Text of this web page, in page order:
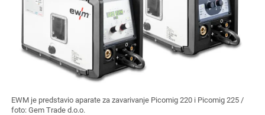
EWM je predstavio aparate za zavarivanje Picomig 220 i Picomig 225 /
foto: Gem Trade d.o.o.